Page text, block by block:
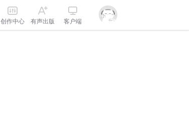
创作中心 有声出版 客户端